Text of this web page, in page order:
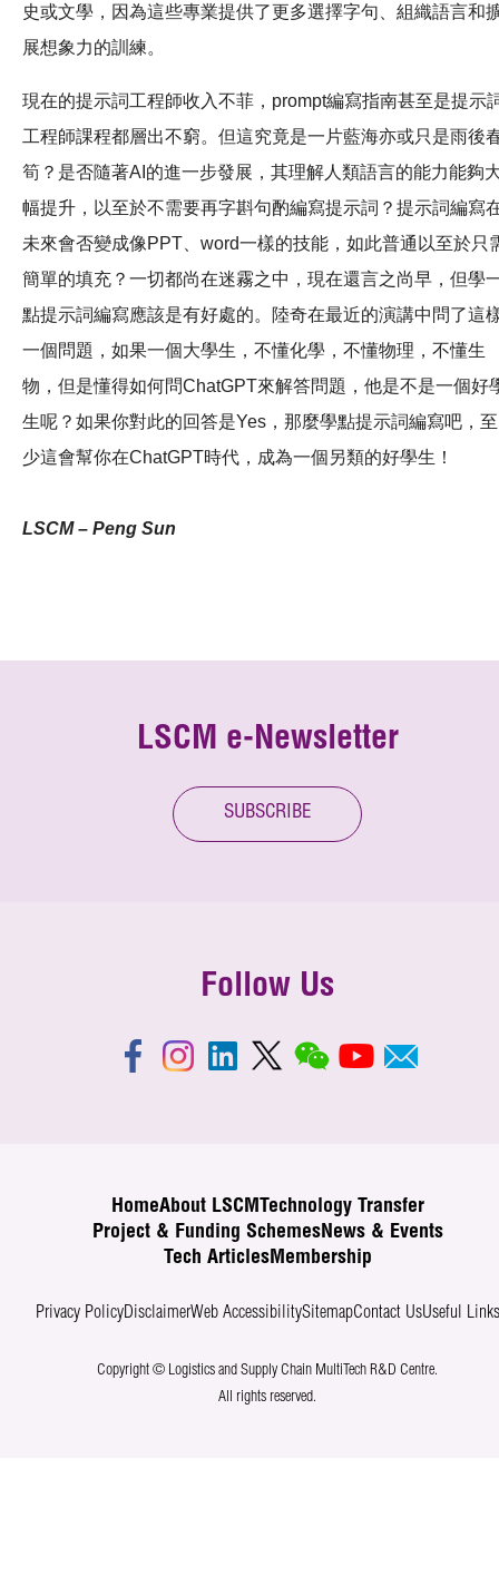
史或文學，因為這些專業提供了更多選擇字句、組織語言和
展想象力的訓練。
現在的提示詞工程師收入不菲，prompt編寫指南甚至是提示
工程師課程都層出不窮。但這究竟是一片藍海亦或只是雨後
筍？是否隨著AI的進一步發展，其理解人類語言的能力能夠
幅提升，以至於不需要再字斟句酌編寫提示詞？提示詞編寫
未來會否變成像PPT、word一樣的技能，如此普通以至於只
簡單的填充？一切都尚在迷霧之中，現在還言之尚早，但學
點提示詞編寫應該是有好處的。陸奇在最近的演講中問了這
一個問題，如果一個大學生，不懂化學，不懂物理，不懂生
物，但是懂得如何問ChatGPT來解答問題，他是不是一個好
生呢？如果你對此的回答是Yes，那麼學點提示詞編寫吧，至
少這會幫你在ChatGPT時代，成為一個另類的好學生！
LSCM – Peng Sun
LSCM e-Newsletter
SUBSCRIBE
Follow Us
HomeAbout LSCM
Technology Transfer
Project & Funding SchemesNews & Events
Tech ArticlesMembership
Privacy PolicyDisclaimerWeb AccessibilitySitemapContact UsUseful Links
Copyright © Logistics and Supply Chain MultiTech R&D Centre.
All rights reserved.